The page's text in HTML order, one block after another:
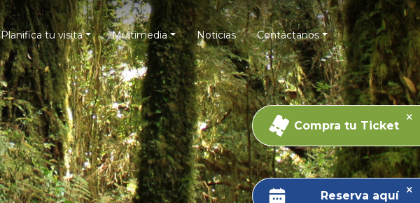
Planifica tu visita Multimedia Noticias Contáctanos
Compra tu Ticket
Reserva aquí